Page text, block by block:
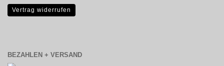
Vertrag widerrufen
BEZAHLEN + VERSAND